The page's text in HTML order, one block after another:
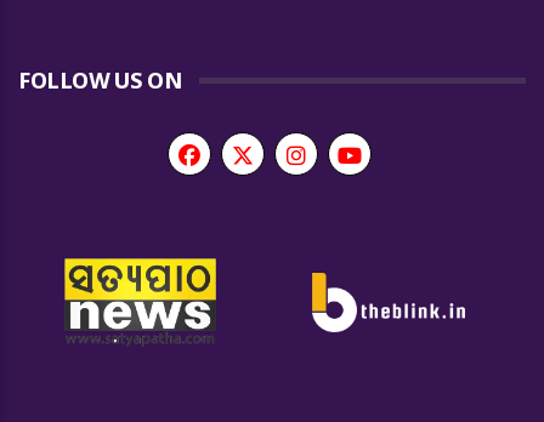
FOLLOW US ON